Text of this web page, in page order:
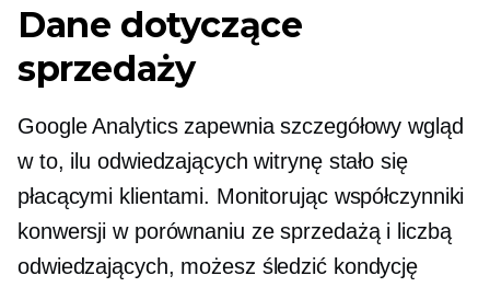
Dane dotyczące
sprzedaży
Google Analytics zapewnia szczegółowy wgląd
w to, ilu odwiedzających witrynę stało się
płacącymi klientami. Monitorując współczynniki
konwersji w porównaniu ze sprzedażą i liczbą
odwiedzających, możesz śledzić kondycję